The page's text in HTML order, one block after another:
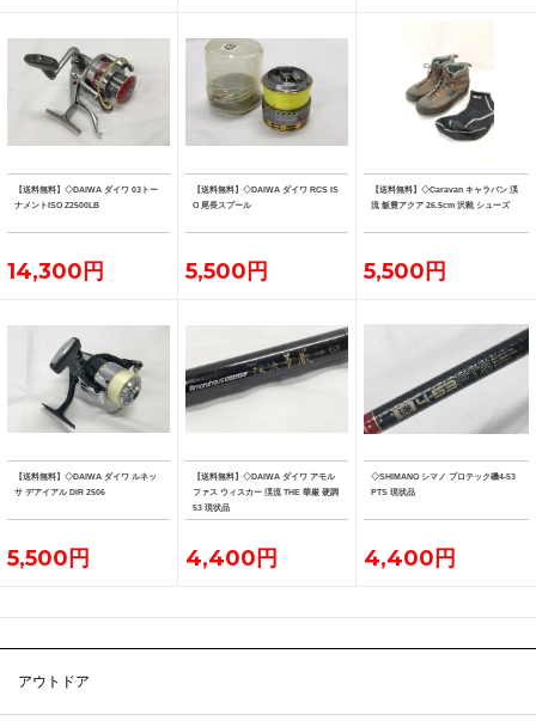
【送料無料】◇DAIWA ダイワ 03トー
ナメントISO Z2500LB
14,300円
【送料無料】◇DAIWA ダイワ RCS IS
O 尾長スプール
5,500円
【送料無料】◇Caravan キャラバン 渓
流 飯豊アクア 26.5cm 沢靴 シューズ
5,500円
【送料無料】◇DAIWA ダイワ ルネッ
サ デアイアル DIR 2506
5,500円
【送料無料】◇DAIWA ダイワ アモル
ファス ウィスカー 渓流 THE 華厳 硬調
53 現状品
4,400円
◇SHIMANO シマノ プロテック磯4-53
PTS 現状品
4,400円
アウトドア